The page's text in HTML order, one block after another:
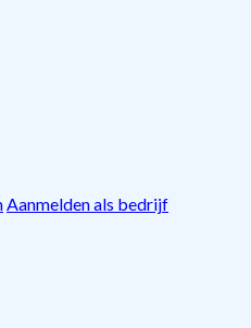
Aanmelden als bedrijf